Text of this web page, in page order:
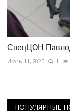
СпецЦОН
Июль 11, 2025 1
ПОПУЛЯРНЫЕ